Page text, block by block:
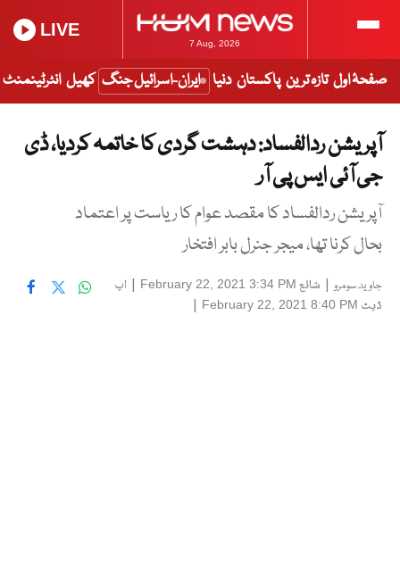
7 Aug, 2026
LIVE
صفحۂ اول تازہ ترین پاکستان دنیا ایران-اسرائیل جنگ کھیل انٹرٹینمنٹ
آپریشن ردالفساد: دہشت گردی کا خاتمہ کردیا، ڈی
جی آئی ایس پی آر
آپریشن ردالفساد کا مقصد عوام کا ریاست پر اعتماد
بحال کرنا تھا، میجر جنرل بابر افتخار
جاوید سومرو| شائع February 22, 2021 3:34 PM
| اپ
ڈیٹ February 22, 2021 8:40 PM
|